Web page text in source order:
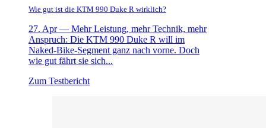
Wie gut ist die KTM 990 Duke R wirklich?
27. Apr — Mehr Leistung, mehr Technik, mehr
Anspruch: Die KTM 990 Duke R will im
Naked-Bike-Segment ganz nach vorne. Doch
wie gut fährt sie sich...
Zum Testbericht